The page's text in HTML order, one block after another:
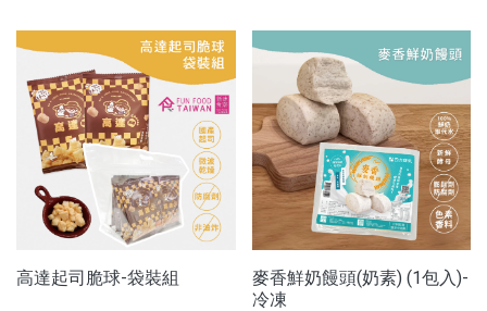
高達起司脆球-袋裝組
麥香鮮奶饅頭(奶素) (1包入)-
冷凍